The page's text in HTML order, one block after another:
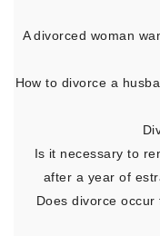
A divorced woman
How to divorce a
Is it necessary to
after a year of
Does divorce